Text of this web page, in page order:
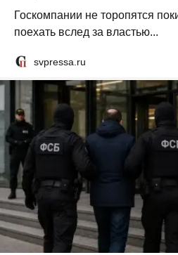
Госкомпании не торопятся
поехать вслед за властью...
svpressa.ru